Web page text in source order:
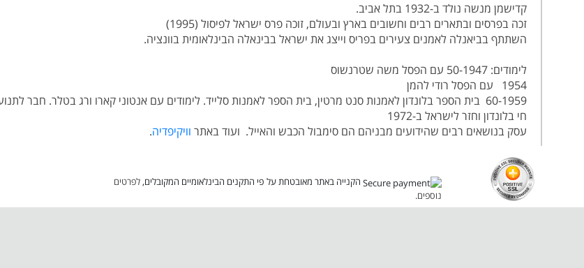
קדישמן מנשה נולד ב-1932 בתל אביב.
זכה בפרסים ובתארים רבים וחשובים בארץ ובעולם, זוכה פרס ישראל לפיסול (1995)
השתתף בביאנלה לאמנים צעירים בפריס וייצג את ישראל בבינאלה הבינלאומית בוונציה.
לימודים: 50-1947 עם הפסל משה שטרנשוס
1954 עם הפסל רודי להמן
60-1959 בית הספר בלונדון לאמנות סנט מרטין, בית הספר לאמנות סלייד. לימודים עם אנטוני קארו ורג בטלר. חבר לתנועה שעסקה בחוקי המשיכה וקנה לעצמו מוניטין בינלאומי
חי בלונדון וחזר לישראל ב-1972
עסק בנושאים רבים שהידועים מבניהם הם סימבול הכבש והאייל. ועוד באתר וויקיפדיה.
הקנייה באתר מאובטחת על פי התקנים הבינלאומיים המקובלים,לפרטים
נוספים.